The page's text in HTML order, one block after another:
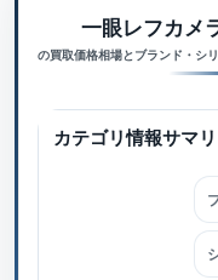
一眼レフカメ
の買取価格相場とブランド・シ
カテゴリ情報サマリ